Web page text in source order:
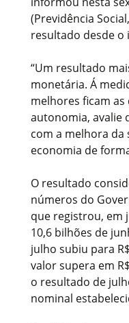
(Previdência
resultado desde o
“Um resultado
monetária. Á
melhores ficam
autonomia, avalie
com a melhora
economia de
O resultado
números do
que registrou, em
10,6 bilhões de
julho subiu para
valor supera em
o resultado de
nominal